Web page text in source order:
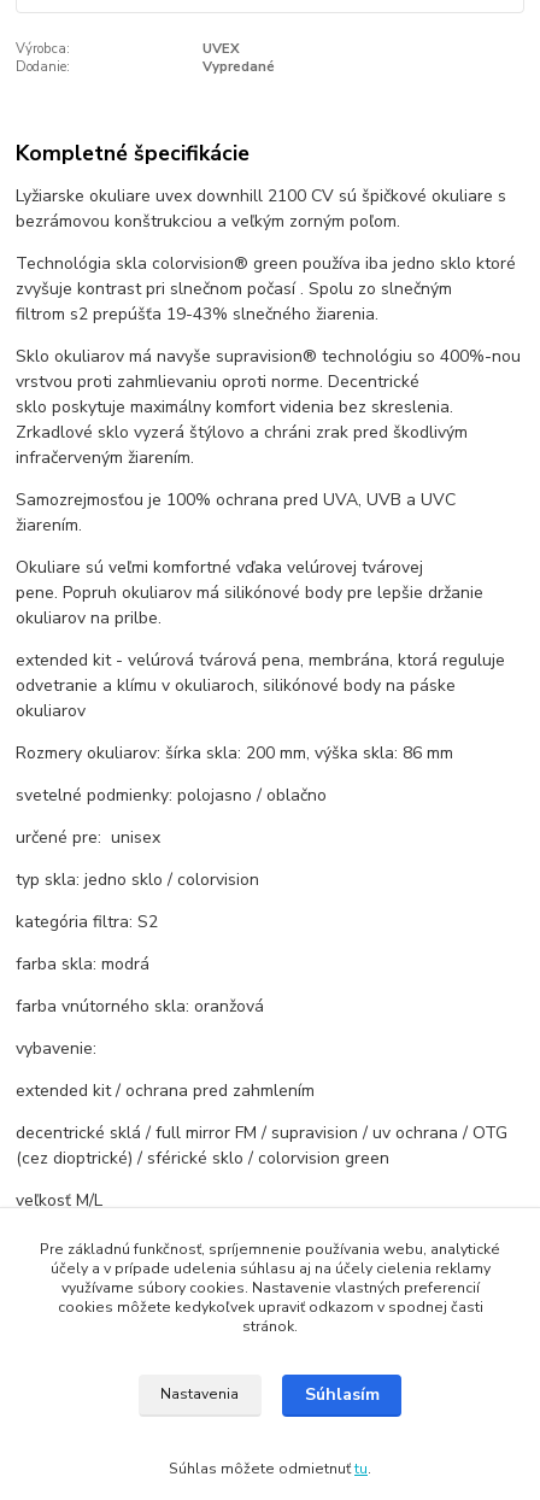
Výrobca:
UVEX
Dodanie:
Vypredané
Kompletné špecifikácie
Lyžiarske okuliare uvex downhill 2100 CV sú špičkové okuliare s
bezrámovou konštrukciou a veľkým zorným poľom.
Technológia skla colorvision® green používa iba jedno sklo ktoré
zvyšuje kontrast pri slnečnom počasí . Spolu zo slnečným
filtrom s2 prepúšťa 19-43% slnečného žiarenia.
Sklo okuliarov má navyše supravision® technológiu so 400%-nou
vrstvou proti zahmlievaniu oproti norme. Decentrické
sklo poskytuje maximálny komfort videnia bez skreslenia.
Zrkadlové sklo vyzerá štýlovo a chráni zrak pred škodlivým
infračerveným žiarením.
Samozrejmosťou je 100% ochrana pred UVA, UVB a UVC
žiarením.
Okuliare sú veľmi komfortné vďaka velúrovej tvárovej
pene. Popruh okuliarov má silikónové body pre lepšie držanie
okuliarov na prilbe.
extended kit - velúrová tvárová pena, membrána, ktorá reguluje
odvetranie a klímu v okuliaroch, silikónové body na páske
okuliarov
Rozmery okuliarov: šírka skla: 200 mm, výška skla: 86 mm
svetelné podmienky: polojasno / oblačno
určené pre: unisex
typ skla: jedno sklo / colorvision
kategória filtra: S2
farba skla: modrá
farba vnútorného skla: oranžová
vybavenie:
extended kit / ochrana pred zahmlením
decentrické sklá / full mirror FM / supravision / uv ochrana / OTG
(cez dioptrické) / sférické sklo / colorvision green
veľkosť M/L
Tovar zaradený v kategóriách
Copyright: Snowbox.sk
Pre základnú funkčnosť, spríjemnenie používania webu, analytické
účely a v prípade udelenia súhlasu aj na účely cielenia reklamy
využívame súbory cookies. Nastavenie vlastných preferencií
cookies môžete kedykoľvek upraviť odkazom v spodnej časti
stránok.
Nastavenia Súhlasím
Súhlas môžete odmietnuťtu.